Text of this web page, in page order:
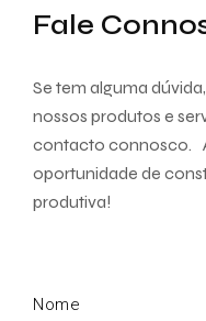
Fale
Se tem alguma
nossos produtos e
contacto connosco.
oportunidade de
produtiva!